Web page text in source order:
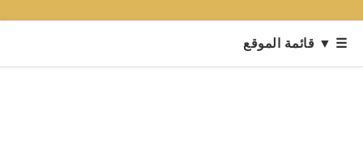
☰ ▼ قائمة الموقع